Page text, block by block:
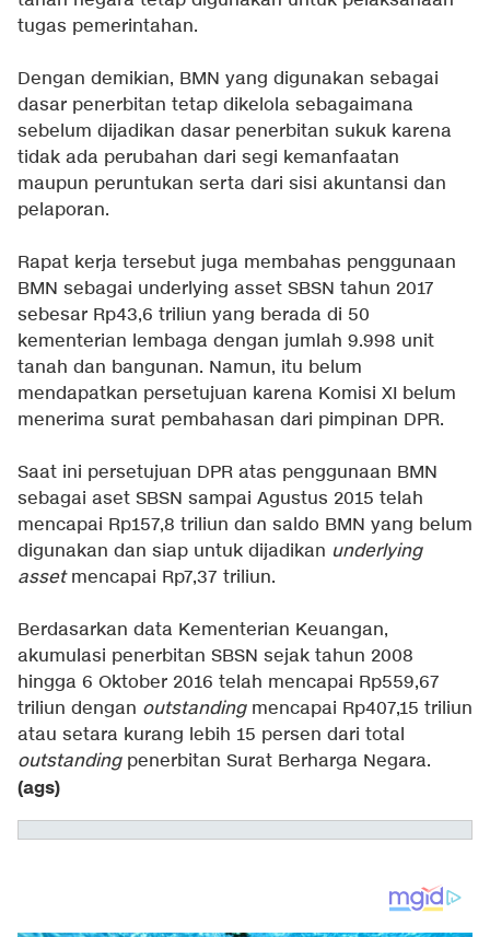
tugas pemerintahan.
Dengan demikian, BMN yang digunakan sebagai
dasar penerbitan tetap dikelola sebagaimana
sebelum dijadikan dasar penerbitan sukuk karena
tidak ada perubahan dari segi kemanfaatan
maupun peruntukan serta dari sisi akuntansi dan
pelaporan.
Rapat kerja tersebut juga membahas penggunaan
BMN sebagai underlying asset SBSN tahun 2017
sebesar Rp43,6 triliun yang berada di 50
kementerian lembaga dengan jumlah 9.998 unit
tanah dan bangunan. Namun, itu belum
mendapatkan persetujuan karena Komisi XI belum
menerima surat pembahasan dari pimpinan DPR.
Saat ini persetujuan DPR atas penggunaan BMN
sebagai aset SBSN sampai Agustus 2015 telah
mencapai Rp157,8 triliun dan saldo BMN yang belum
digunakan dan siap untuk dijadikan underlying
assetmencapai Rp7,37 triliun.
Berdasarkan data Kementerian Keuangan,
akumulasi penerbitan SBSN sejak tahun 2008
hingga 6 Oktober 2016 telah mencapai Rp559,67
triliun dengan outstandingmencapai Rp407,15 triliun
atau setara kurang lebih 15 persen dari total
outstandingpenerbitan Surat Berharga Negara.
(ags)